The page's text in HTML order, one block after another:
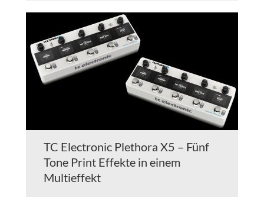
TC Electronic Plethora X5 – Fünf
Tone Print Effekte in einem
Multieffekt